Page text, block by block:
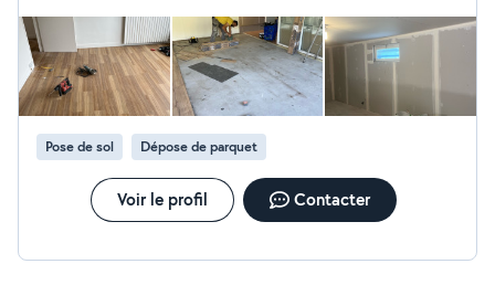
Pose de sol Dépose de parquet
Voir le profil Contacter